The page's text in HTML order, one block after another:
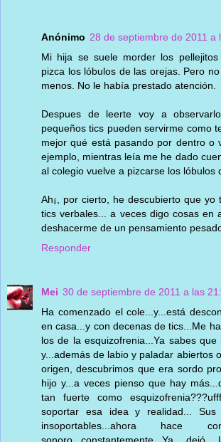
Anónimo 28 de septiembre de 2011 a
Mi hija se suele morder los
pizca los lóbulos de las orejas. Pero
menos. No le había prestado atención.
Despues de leerte voy a
pequeños tics pueden servirme como
mejor qué está pasando por dentro o
ejemplo, mientras leía me he dado
al colegio vuelve a pizcarse los lóbulos
Ah¡, por cierto, he descubierto que yo
tics verbales... a veces digo cosas en
deshacerme de un pensamiento
Responder
Mei 30 de septiembre de 2011 a las
Ha comenzado el cole...y...está
en casa...y con decenas de tics...Me
los de la esquizofrenia...Ya sabes
y...además de labio y paladar abiertos
origen, descubrimos que era sordo
hijo y...a veces pienso que hay
tan fuerte como
soportar esa idea y realidad...
insoportables...ahora